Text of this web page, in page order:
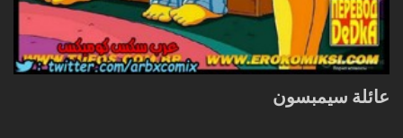
عائلة سيمبسون